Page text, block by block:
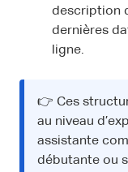
description
dernières
ligne.
👉 Ces
au niveau
assistante
débutante ou